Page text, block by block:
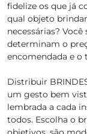
fidelize os que já
qual objeto
necessárias?
determinam o
encomendada e o
Distribuir
um gesto bem
lembrada a cada
todos. Escolha o